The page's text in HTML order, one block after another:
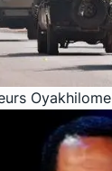
Oyakhilome